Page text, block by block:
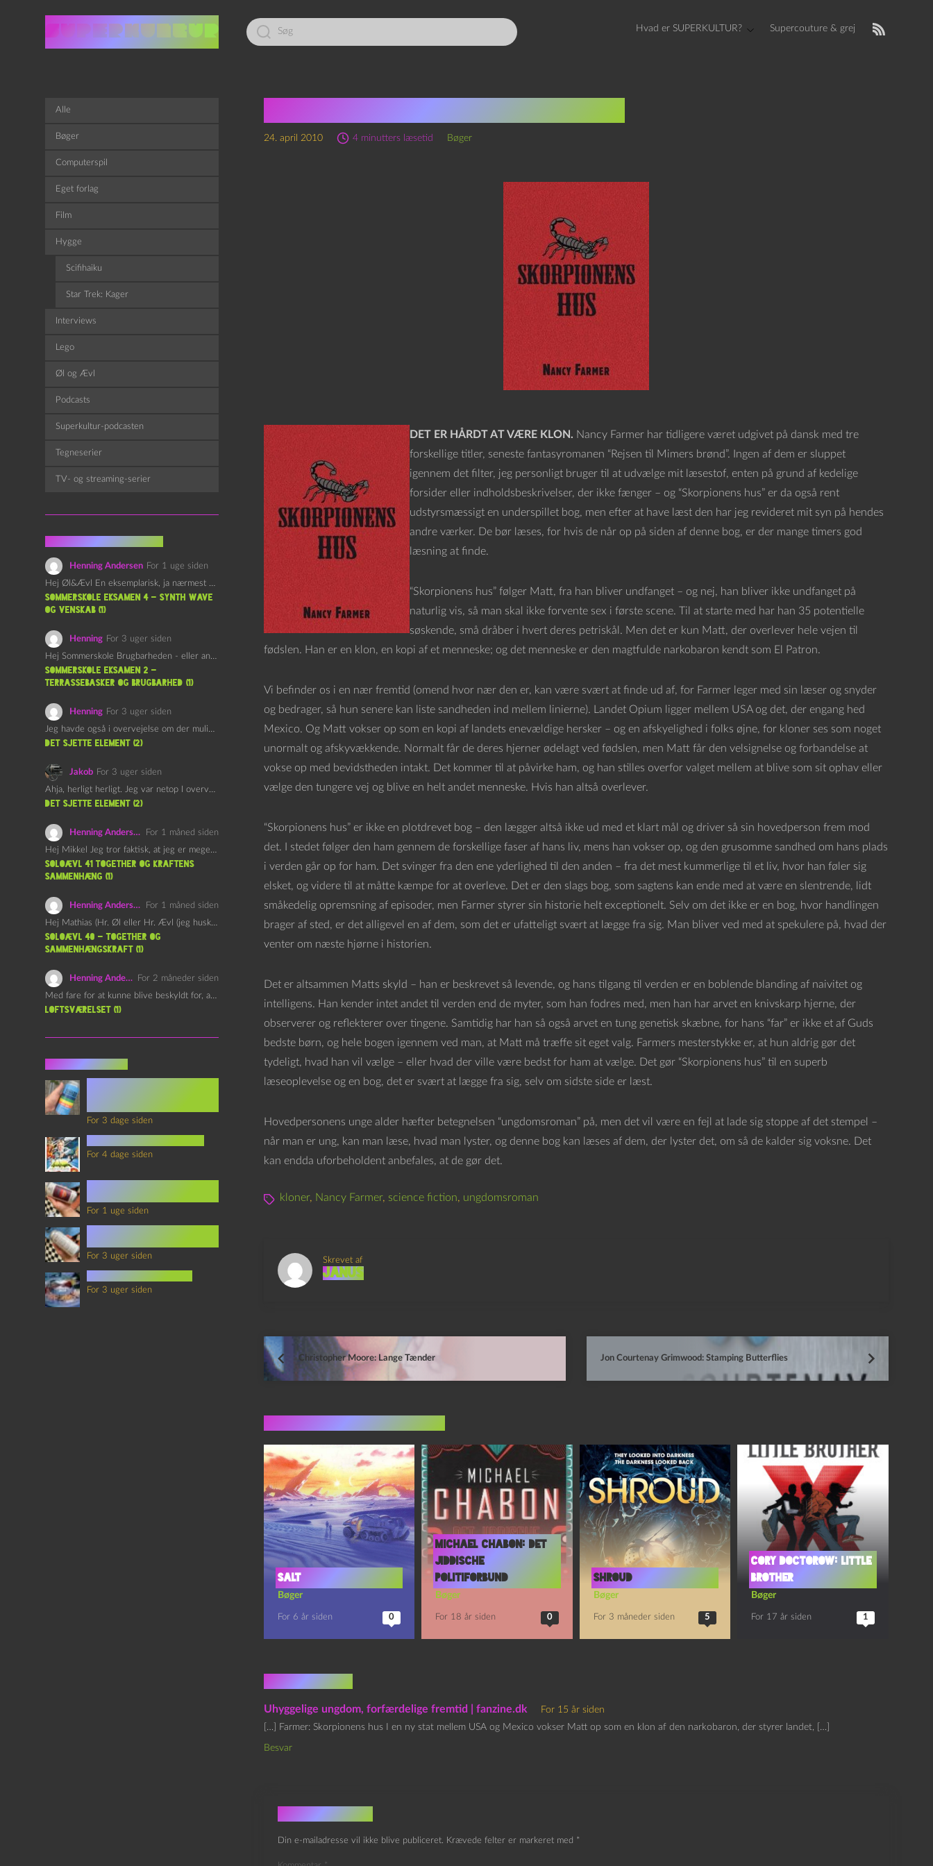
Led
efter:
Hvad er SUPERKULTUR? Supercouture & grej
24. april 2010 4 minutters læsetid Bøger
DET ER HÅRDT AT VÆRE KLON. Nancy Farmer har tidligere været udgivet på dansk med tre
forskellige titler, seneste fantasyromanen “Rejsen til Mimers brønd”. Ingen af dem er sluppet
igennem det filter, jeg personligt bruger til at udvælge mit læsestof, enten på grund af kedelige
forsider eller indholdsbeskrivelser, der ikke fænger – og “Skorpionens hus” er da også rent
udstyrsmæssigt en underspillet bog, men efter at have læst den har jeg revideret mit syn på hendes
andre værker. De bør læses, for hvis de når op på siden af denne bog, er der mange timers god
læsning at finde.
“Skorpionens hus” følger Matt, fra han bliver undfanget – og nej, han bliver ikke undfanget på
naturlig vis, så man skal ikke forvente sex i første scene. Til at starte med har han 35 potentielle
søskende, små dråber i hvert deres petriskål. Men det er kun Matt, der overlever hele vejen til
fødslen. Han er en klon, en kopi af et menneske; og det menneske er den magtfulde narkobaron kendt som El Patron.
Vi befinder os i en nær fremtid (omend hvor nær den er, kan være svært at finde ud af, for Farmer leger med sin læser og snyder
og bedrager, så hun senere kan liste sandheden ind mellem linierne). Landet Opium ligger mellem USA og det, der engang hed
Mexico. Og Matt vokser op som en kopi af landets enevældige hersker – og en afskyelighed i folks øjne, for kloner ses som noget
unormalt og afskyvækkende. Normalt får de deres hjerner ødelagt ved fødslen, men Matt får den velsignelse og forbandelse at
vokse op med bevidstheden intakt. Det kommer til at påvirke ham, og han stilles overfor valget mellem at blive som sit ophav eller
vælge den tungere vej og blive en helt andet menneske. Hvis han altså overlever.
“Skorpionens hus” er ikke en plotdrevet bog – den lægger altså ikke ud med et klart mål og driver så sin hovedperson frem mod
det. I stedet følger den ham gennem de forskellige faser af hans liv, mens han vokser op, og den grusomme sandhed om hans plads
i verden går op for ham. Det svinger fra den ene yderlighed til den anden – fra det mest kummerlige til et liv, hvor han føler sig
elsket, og videre til at måtte kæmpe for at overleve. Det er den slags bog, som sagtens kan ende med at være en slentrende, lidt
småkedelig opremsning af episoder, men Farmer styrer sin historie helt exceptionelt. Selv om det ikke er en bog, hvor handlingen
brager af sted, er det alligevel en af dem, som det er ufatteligt svært at lægge fra sig. Man bliver ved med at spekulere på, hvad der
venter om næste hjørne i historien.
Det er altsammen Matts skyld – han er beskrevet så levende, og hans tilgang til verden er en boblende blanding af naivitet og
intelligens. Han kender intet andet til verden end de myter, som han fodres med, men han har arvet en knivskarp hjerne, der
observerer og reflekterer over tingene. Samtidig har han så også arvet en tung genetisk skæbne, for hans “far” er ikke et af Guds
bedste børn, og hele bogen igennem ved man, at Matt må træffe sit eget valg. Farmers mesterstykke er, at hun aldrig gør det
tydeligt, hvad han vil vælge – eller hvad der ville være bedst for ham at vælge. Det gør “Skorpionens hus” til en superb
læseoplevelse og en bog, det er svært at lægge fra sig, selv om sidste side er læst.
Hovedpersonens unge alder hæfter betegnelsen “ungdomsroman” på, men det vil være en fejl at lade sig stoppe af det stempel –
når man er ung, kan man læse, hvad man lyster, og denne bog kan læses af dem, der lyster det, om så de kalder sig voksne. Det
kan endda uforbeholdent anbefales, at de gør det.
kloner, Nancy Farmer, science fiction, ungdomsroman
Skrevet af
Janus
Christopher Moore: Lange Tænder Jon Courtenay Grimwood: Stamping Butterflies
Salt
Bøger
For 6 år siden 0
Michael Chabon: Det
jiddische
politiforbund
Bøger
For 18 år siden 0
Shroud
Bøger
For 3 måneder siden 5
Cory Doctorow: Little
Brother
Bøger
For 17 år siden 1
1 kommentar
Uhyggelige ungdom, forfærdelige fremtid | fanzine.dk
For 15 år siden
[…] Farmer: Skorpionens hus I en ny stat mellem USA og Mexico vokser Matt op som en klon af den narkobaron, der styrer landet, […]
Besvar
Skriv et svar
Din e-mailadresse vil ikke blive publiceret. Krævede felter er markeret med *
Alle
Bøger
Computerspil
Eget forlag
Film
Hygge
Scifihaiku
Star Trek: Kager
Interviews
Lego
Øl og Ævl
Podcasts
Superkultur-podcasten
Tegneserier
TV- og streaming-serier
Henning Andersen For 1 uge siden
Hej Øl&Ævl En eksemplarisk, ja nærmest yndefuld, afslutning på SOMMERSKOLEN.…
Sommerskole Eksamen 4 – Synth Wave
og Venskab (1)
Henning For 3 uger siden
Hej Sommerskole Brugbarheden - eller anvendeligheden - af "Øl&Ævl" er…
Sommerskole Eksamen 2 –
Terrassebasker og Brugbarhed (1)
Henning For 3 uger siden
Jeg havde også i overvejelse om der muligvis kunne være…
det sjette element (2)
Jakob For 3 uger siden
Ahja, herligt herligt. Jeg var netop I overvejelser om at…
det sjette element (2)
Henning Andersen
For 1 måned siden
Hej Mikkel Jeg tror faktisk, at jeg er meget enig…
Soloævl 41 Together og Kraftens
Sammenhæng (1)
Henning Andersen
For 1 måned siden
Hej Mathias (Hr. Øl eller Hr. Ævl (jeg husker ikke…
Soloævl 40 – Together og
sammenhængskraft (1)
Henning Andersen
For 2 måneder siden
Med fare for at kunne blive beskyldt for, at være…
Loftsværelset (1)
For 3 dage siden
For 4 dage siden
For 1 uge siden
For 3 uger siden
For 3 uger siden